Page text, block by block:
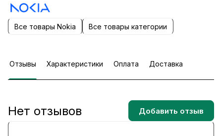
Все товары Nokia Все товары категории
Отзывы Характеристики Оплата Доставка
Нет отзывов Добавить отзыв